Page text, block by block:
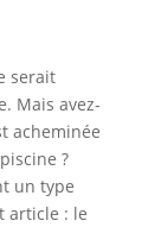
serait
Mais avez-
acheminée
?
un type
article : le